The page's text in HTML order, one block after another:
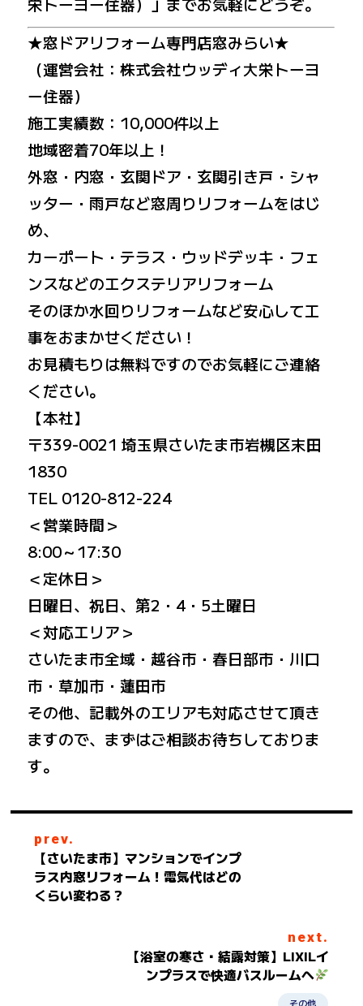
★窓ドアリフォーム専門店窓みらい★
（運営会社：株式会社ウッディ大栄トーヨ
ー住器）
施工実績数：10,000件以上
地域密着70年以上！
外窓・内窓・玄関ドア・玄関引き戸・シャ
ッター・雨戸など窓周りリフォームをはじ
め、
カーポート・テラス・ウッドデッキ・フェ
ンスなどのエクステリアリフォーム
そのほか水回りリフォームなど安心して工
事をおまかせください！
お見積もりは無料ですのでお気軽にご連絡
ください。
【本社】
〒339-0021 埼玉県さいたま市岩槻区末田
1830
TEL 0120-812-224
＜営業時間＞
8:00～17:30
＜定休日＞
日曜日、祝日、第2・4・5土曜日
＜対応エリア＞
さいたま市全域・越谷市・春日部市・川口
市・草加市・蓮田市
その他、記載外のエリアも対応させて頂き
ますので、まずはご相談お待ちしておりま
す。
prev.
【さいたま市】マンションでインプ
ラス内窓リフォーム！電気代はどの
くらい変わる？
next.
【浴室の寒さ・結露対策】LIXILイ
ンプラスで快適バスルームへ
その他